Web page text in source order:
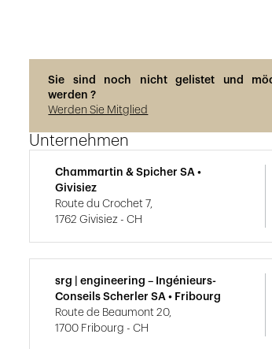
Sie sind noch nicht gelistet und
werden ?
Werden Sie Mitglied
Unternehmen
Chammartin & Spicher SA •
Givisiez
Route du Crochet 7,
1762 Givisiez - CH
srg | engineering – Ingénieurs-
Conseils Scherler SA • Fribourg
Route de Beaumont 20,
1700 Fribourg - CH